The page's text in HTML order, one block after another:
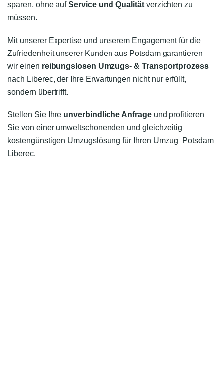
sparen, ohne aufService und Qualität verzichten zu
müssen.
Mit unserer Expertise und unserem Engagement für die
Zufriedenheit unserer Kunden aus Potsdam garantieren
wir einen reibungslosen Umzugs- & Transportprozess
nach Liberec, der Ihre Erwartungen nicht nur erfüllt,
sondern übertrifft.
Stellen Sie Ihre unverbindliche Anfrage und profitieren
Sie von einer umweltschonenden und gleichzeitig
kostengünstigen Umzugslösung für Ihren Umzug Potsdam
Liberec.